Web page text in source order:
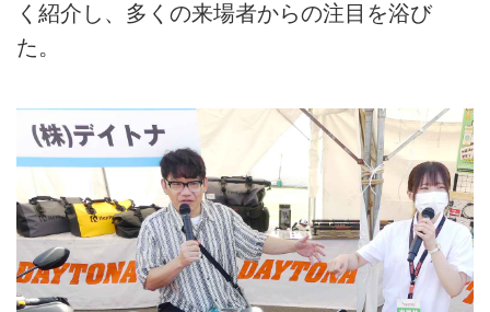
く紹介し、多くの来場者からの注目を浴び
た。